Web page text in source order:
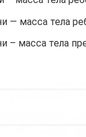
— масса тела
– масса тела